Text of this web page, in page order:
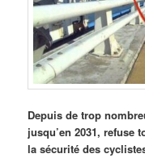
Depuis de trop
jusqu’en 2031, refuse
la sécurité des